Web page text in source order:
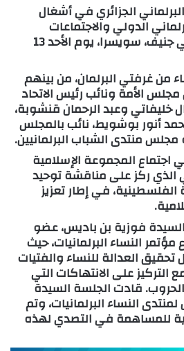
الجزائري في أشغال
البرلماني الدولي والاجتماعات
المصاحبة التي تُعقد في جنيف، سويسرا، يوم الأحد 13
من غرفتي البرلمان، من بينهم
الأمة ونائب رئيس الاتحاد
خليفاتي وعبد الرحمان قنشوبة،
أنور بوشويط، نائب بالمجلس
منتدى الشباب البرلمانيين.
اجتماع المجموعة الإسلامية
الذي ركز على مناقشة توحيد
في إطار تعزيز
فوزية بن باديس، عضو
النساء البرلمانيات، حيث
العدالة للنساء والفتيات
التركيز على الانتهاكات التي
قادت الجلسة السيدة
لمنتدى النساء البرلمانيات، وتم
للمساهمة في التصدي لهذه